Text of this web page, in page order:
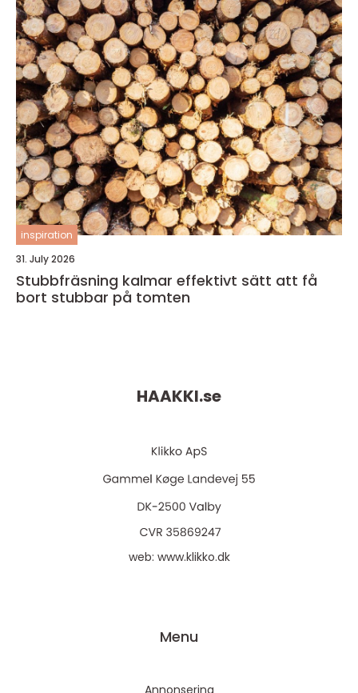
inspiration
31. July 2026
Stubbfräsning kalmar effektivt sätt att få
bort stubbar på tomten
HAAKKI.se
web: www.klikko.dk
Menu
Annonsering